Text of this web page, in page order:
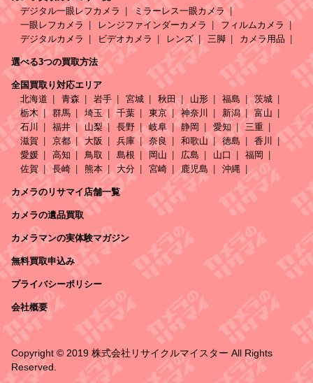
デジタル一眼レフカメラ
ミラーレス一眼カメラ
一眼レフカメラ
レンジファインダーカメラ
フィルムカメラ
デジタルカメラ
ビデオカメラ レンズ 三脚 カメラ用品
選べる3つの買取方法
全国買取り対応エリア
北海道
青森 岩手 宮城 秋田 山形 福島
茨城
栃木
群馬 埼玉 千葉 東京 神奈川 新潟
富山
石川
福井 山梨 長野 岐阜 静岡 愛知
三重
滋賀
京都 大阪 兵庫 奈良 和歌山 徳島
香川
愛媛
高知 鳥取 島根 岡山 広島 山口
福岡
佐賀
長崎 熊本 大分 宮崎 鹿児島 沖縄
カメラのリサマイ店舗一覧
カメラの遺品買取
カメラマンの実体験マガジン
無料買取申込み
プライバシーポリシー
会社概要
Copyright © 2019 株式会社リサイクルマイスター All Rights
Reserved.